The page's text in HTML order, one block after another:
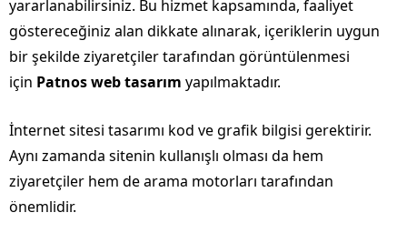
yararlanabilirsiniz. Bu hizmet kapsamında, faaliyet
göstereceğiniz alan dikkate alınarak, içeriklerin uygun
bir şekilde ziyaretçiler tarafından görüntülenmesi
için Patnos web tasarım yapılmaktadır.
İnternet sitesi tasarımı kod ve grafik bilgisi gerektirir.
Aynı zamanda sitenin kullanışlı olması da hem
ziyaretçiler hem de arama motorları tarafından
önemlidir.